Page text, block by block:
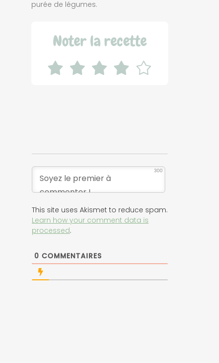
purée de légumes.
Noter la recette
300
This site uses Akismet to reduce spam.
Learn how your comment data is
processed.
0 COMMENTAIRES